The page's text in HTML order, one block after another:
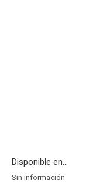
Disponible en...
Sin información